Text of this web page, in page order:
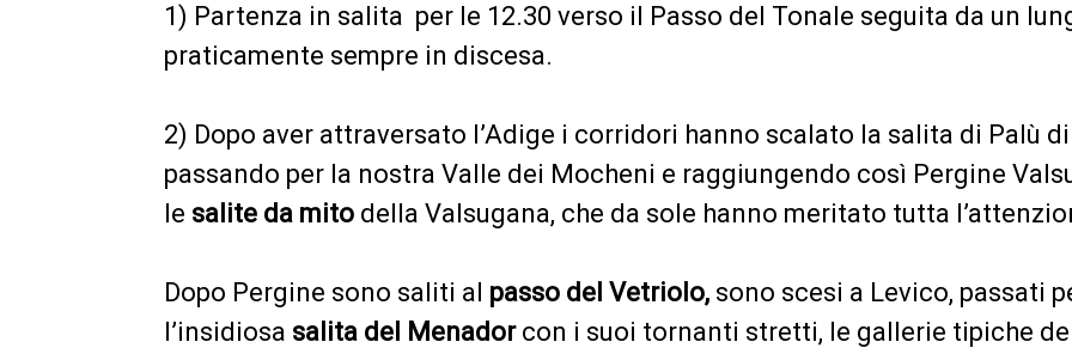
1) Partenza in salita per le 12.30 verso il Passo del Tonale seguita da un
praticamente sempre in discesa.
2) Dopo aver attraversato l’Adige i corridori hanno scalato la salita di Palù
passando per la nostra Valle dei Mocheni e raggiungendo così Pergine
le salite da mito della Valsugana, che da sole hanno meritato tutta
Dopo Pergine sono saliti al passo del Vetriolo, sono scesi a Levico, passati
l’insidiosa salita del Menador con i suoi tornanti stretti, le gallerie tipiche